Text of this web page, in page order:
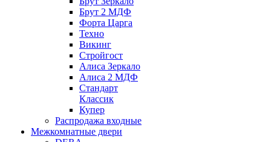
Брут 2 МДФ
Форта Царга
Техно
Викинг
Стройгост
Алиса Зеркало
Алиса 2 МДФ
Стандарт
Классик
Купер
Распродажа входные
Межкомнатные двери